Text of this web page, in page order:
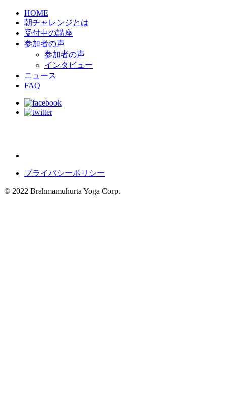
HOME
朝チャレンジとは
受付中の講座
参加者の声
参加者の声
インタビュー
ニュース
FAQ
プライバシーポリシー
© 2022 Brahmamuhurta Yoga Corp.